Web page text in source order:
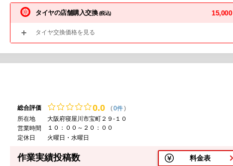
タイヤの店舗購入交換(税込) 15,000
タイヤ交換価格を見る
総合評価 0.0 (0件)
所在地
大阪府寝屋川市宝町２９-１０
営業時間
１０：００～２０：００
定休日
火曜日・水曜日
作業実績投稿数 料金表